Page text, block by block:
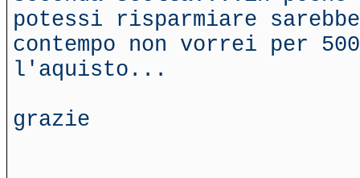
potessi risparmiare
contempo non vorrei per
l'aquisto...
grazie